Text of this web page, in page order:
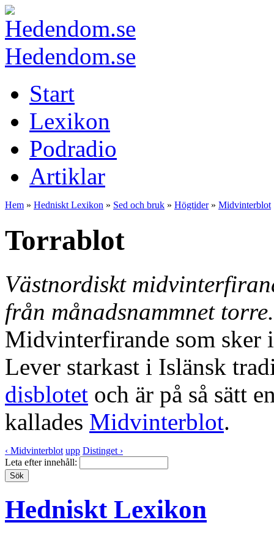
Hedendom.se
Start
Lexikon
Podradio
Artiklar
Hem » Hedniskt Lexikon » Sed och bruk » Högtider» Midvinterblot
Torrablot
Västnordiskt
från månadsnammnet torre.
Midvinterfirande som sker
Lever starkast i Islänsk
disblotet och är på så sätt
kallades Midvinterblot.
‹ Midvinterblot upp Distinget ›
Leta efter innehåll:
Hedniskt Lexikon